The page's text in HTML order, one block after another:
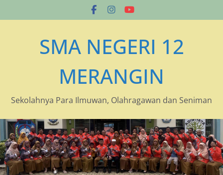
to
SMA NEGERI 12
MERANGIN
Sekolahnya Para Ilmuwan, Olahragawan dan Seniman